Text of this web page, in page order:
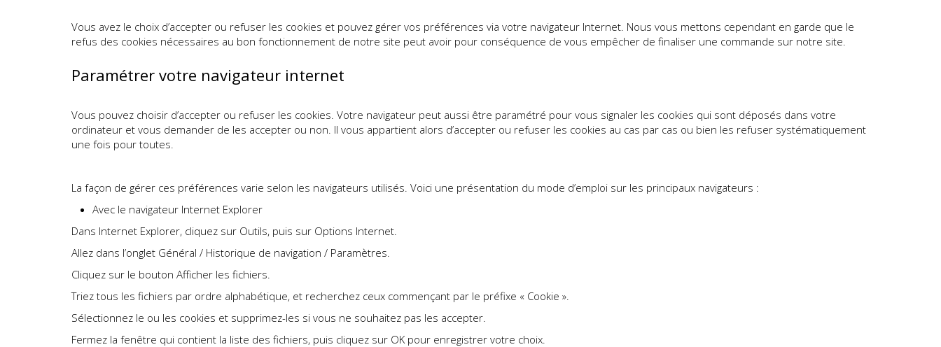
Vous avez le choix d’accepter ou refuser les cookies et pouvez gérer vos préférences via votre navigateur Internet. Nous vous mettons cependant en garde que le
refus des cookies nécessaires au bon fonctionnement de notre site peut avoir pour conséquence de vous empêcher de finaliser une commande sur notre site.
Paramétrer votre navigateur internet
Vous pouvez choisir d’accepter ou refuser les cookies. Votre navigateur peut aussi être paramétré pour vous signaler les cookies qui sont déposés dans votre
ordinateur et vous demander de les accepter ou non. Il vous appartient alors d’accepter ou refuser les cookies au cas par cas ou bien les refuser systématiquement
une fois pour toutes.
La façon de gérer ces préférences varie selon les navigateurs utilisés. Voici une présentation du mode d’emploi sur les principaux navigateurs :
Avec le navigateur Internet Explorer
Dans Internet Explorer, cliquez sur Outils, puis sur Options Internet.
Allez dans l’onglet Général / Historique de navigation / Paramètres.
Cliquez sur le bouton Afficher les fichiers.
Triez tous les fichiers par ordre alphabétique, et recherchez ceux commençant par le préfixe « Cookie ».
Sélectionnez le ou les cookies et supprimez-les si vous ne souhaitez pas les accepter.
Fermez la fenêtre qui contient la liste des fichiers, puis cliquez sur OK pour enregistrer votre choix.